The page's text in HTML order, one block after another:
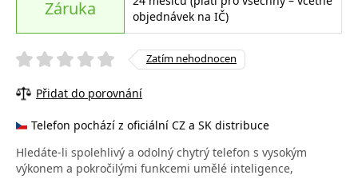
Záruka
objednávek na IČ)
Zatím nehodnocen
Přidat do porovnání
Telefon pochází z oficiální CZ a SK distribuce
Hledáte-li spolehlivý a odolný chytrý telefon s vysokým
výkonem a pokročilými funkcemi umělé inteligence,